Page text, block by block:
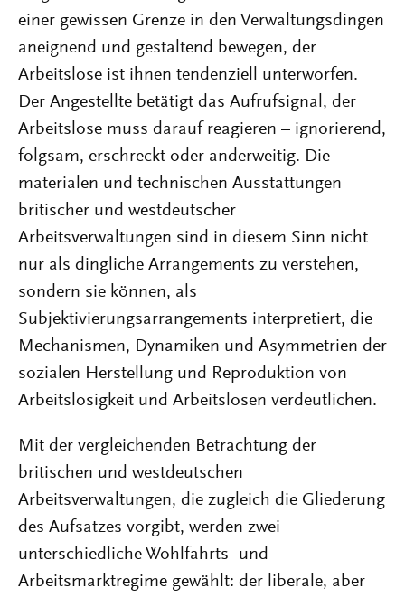
einer gewissen Grenze in den Verwaltungsdingen
aneignend und gestaltend bewegen, der
Arbeitslose ist ihnen tendenziell unterworfen.
Der Angestellte betätigt das Aufrufsignal, der
Arbeitslose muss darauf reagieren – ignorierend,
folgsam, erschreckt oder anderweitig. Die
materialen und technischen Ausstattungen
britischer und westdeutscher
Arbeitsverwaltungen sind in diesem Sinn nicht
nur als dingliche Arrangements zu verstehen,
sondern sie können, als
Subjektivierungsarrangements interpretiert, die
Mechanismen, Dynamiken und Asymmetrien der
sozialen Herstellung und Reproduktion von
Arbeitslosigkeit und Arbeitslosen verdeutlichen.
Mit der vergleichenden Betrachtung der
britischen und westdeutschen
Arbeitsverwaltungen, die zugleich die Gliederung
des Aufsatzes vorgibt, werden zwei
unterschiedliche Wohlfahrts- und
Arbeitsmarktregime gewählt: der liberale, aber